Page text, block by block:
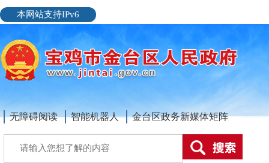
本网站支持IPv6
无障碍阅读 智能机器人 金台区政务新媒体矩阵